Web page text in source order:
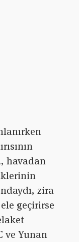
havadan
zira
geçirirse
ve Yunan